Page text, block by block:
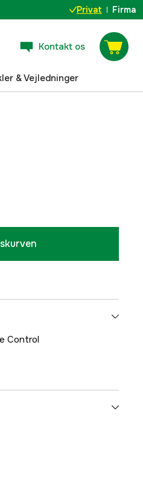
Privat Firma
Kontakt os
& Vejledninger
Control